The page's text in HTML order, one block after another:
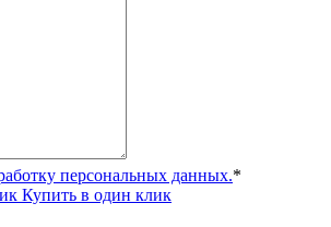
персональных данных.*
Купить в один клик